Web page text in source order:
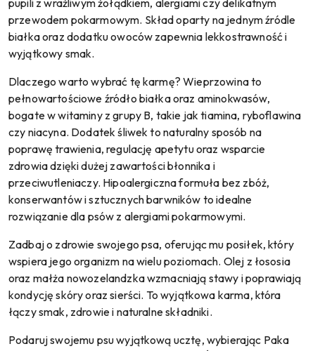
pupili z wrażliwym żołądkiem, alergiami czy delikatnym
przewodem pokarmowym. Skład oparty na jednym źródle
białka oraz dodatku owoców zapewnia lekkostrawność i
wyjątkowy smak.
Dlaczego warto wybrać tę karmę? Wieprzowina to
pełnowartościowe źródło białka oraz aminokwasów,
bogate w witaminy z grupy B, takie jak tiamina, ryboflawina
czy niacyna. Dodatek śliwek to naturalny sposób na
poprawę trawienia, regulację apetytu oraz wsparcie
zdrowia dzięki dużej zawartości błonnika i
przeciwutleniaczy. Hipoalergiczna formuła bez zbóż,
konserwantów i sztucznych barwników to idealne
rozwiązanie dla psów z alergiami pokarmowymi.
Zadbaj o zdrowie swojego psa, oferując mu posiłek, który
wspiera jego organizm na wielu poziomach. Olej z łososia
oraz małża nowozelandzka wzmacniają stawy i poprawiają
kondycję skóry oraz sierści. To wyjątkowa karma, która
łączy smak, zdrowie i naturalne składniki.
Podaruj swojemu psu wyjątkową ucztę, wybierając Paka